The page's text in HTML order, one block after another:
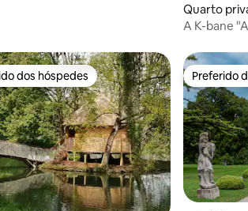
Quarto
A K-bane
preferidos dos hóspedes
dos hóspedes Preferido
Preferido